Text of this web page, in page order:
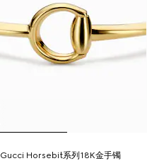
Gucci Horsebit系列18K金手镯